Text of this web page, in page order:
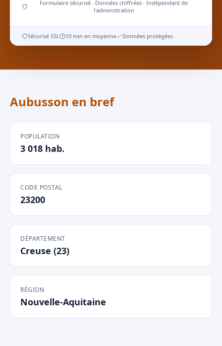
Formulaire sécurisé · Données chiffrées · Indépendant de
l'administration
Sécurisé SSL 10 min en moyenne Données protégées
Aubusson en bref
POPULATION
3 018 hab.
CODE POSTAL
23200
DÉPARTEMENT
Creuse (23)
RÉGION
Nouvelle-Aquitaine